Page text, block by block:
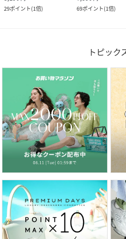
29ポイント(1倍)
69ポイント(1倍)
トピック